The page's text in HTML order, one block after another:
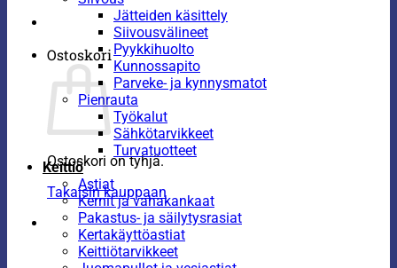
Ostoskori
Ostoskori on tyhjä.
Takaisin kauppaan
Jätteiden käsittely
Siivousvälineet
Pyykkihuolto
Kunnossapito
Parveke- ja kynnysmatot
Pienrauta
Työkalut
Sähkötarvikkeet
Turvatuotteet
Keittiö
Astiat
Kernit ja vahakankaat
Pakastus- ja säilytysrasiat
Kertakäyttöastiat
Keittiötarvikkeet